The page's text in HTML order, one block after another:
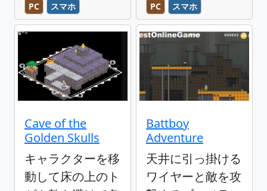
PC スマホ PC スマホ
Cave of the
Golden Skulls
キャラクターを移
動して床の上のト
Battboy
Adventure
天井に引っ掛ける
ワイヤーと敵を攻